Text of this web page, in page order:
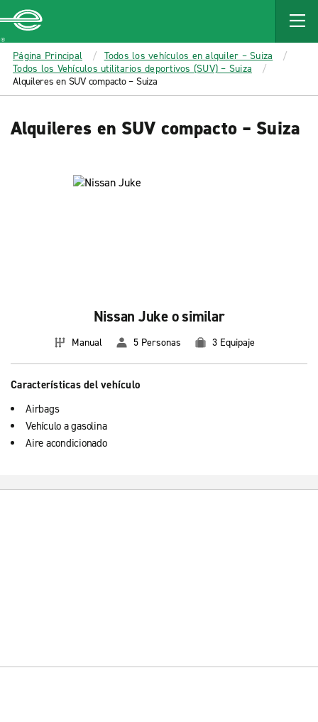
MAIN
CONTENT
Enterprise
Página Principal
Todos los vehículos en alquiler – Suiza
Todos los Vehículos utilitarios deportivos (SUV) – Suiza
Alquileres en SUV compacto – Suiza
Alquileres en SUV compacto – Suiza
Nissan Juke o similar
Manual 5 Personas 3 Equipaje
Características del vehículo
Airbags
Vehículo a gasolina
Aire acondicionado